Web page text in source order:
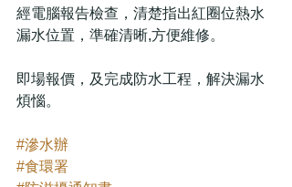
經電腦報告檢查，清楚指出紅圈位熱水
漏水位置，準確清晰,方便維修。
即場報價，及完成防水工程，解決漏水
煩惱。
#滲水辦
#食環署